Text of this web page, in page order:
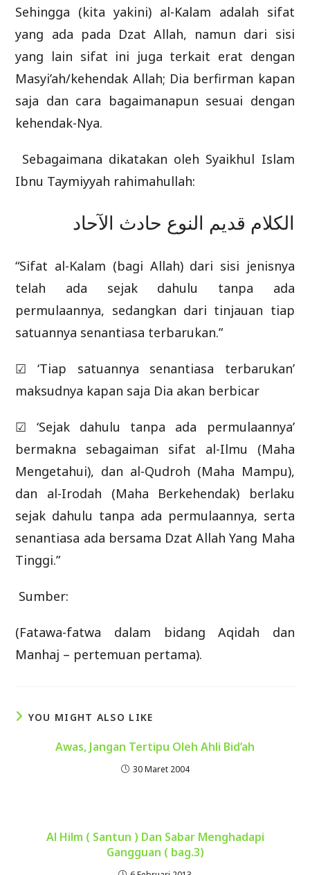
Sehingga (kita yakini) al-Kalam adalah sifat
yang ada pada Dzat Allah, namun dari sisi
yang lain sifat ini juga terkait erat dengan
Masyi’ah/kehendak Allah; Dia berfirman kapan
saja dan cara bagaimanapun sesuai dengan
kehendak-Nya.
Sebagaimana dikatakan oleh Syaikhul Islam
Ibnu Taymiyyah rahimahullah:
الكلام قديم النوع حادث الآحاد
“Sifat al-Kalam (bagi Allah) dari sisi jenisnya
telah ada sejak dahulu tanpa ada
permulaannya, sedangkan dari tinjauan tiap
satuannya senantiasa terbarukan.”
☑ ‘Tiap satuannya senantiasa terbarukan’
maksudnya kapan saja Dia akan berbicar
☑ ‘Sejak dahulu tanpa ada permulaannya’
bermakna sebagaiman sifat al-Ilmu (Maha
Mengetahui), dan al-Qudroh (Maha Mampu),
dan al-Irodah (Maha Berkehendak) berlaku
sejak dahulu tanpa ada permulaannya, serta
senantiasa ada bersama Dzat Allah Yang Maha
Tinggi.”
Sumber:
(Fatawa-fatwa dalam bidang Aqidah dan
Manhaj – pertemuan pertama).
YOU MIGHT ALSO LIKE
Awas, Jangan Tertipu Oleh Ahli Bid’ah
30 Maret 2004
Al Hilm ( Santun ) Dan Sabar Menghadapi
Gangguan ( bag.3)